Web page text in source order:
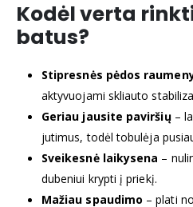
Kodėl verta
batus?
Stipresnės pėdos
aktyvuojami skliauto
Geriau jausite paviršių–
jutimus, todėl tobulėja
Sveikesnė laikysena –
dubeniui krypti į priekį.
Mažiau spaudimo – plati